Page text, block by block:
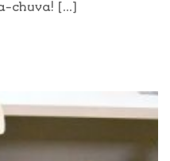
chuva! [...]